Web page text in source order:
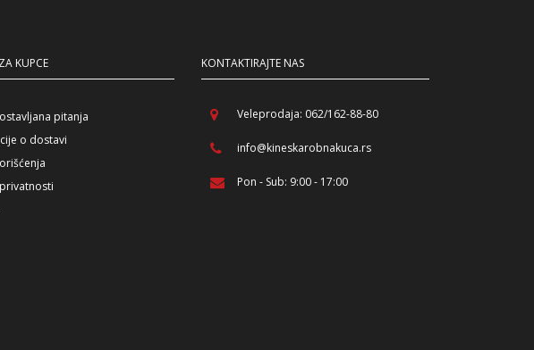
KUPCE
pitanja
o dostavi
KONTAKTIRAJTE NAS
Veleprodaja: 062/162-88-80
info@kineskarobnakuca.rs
Pon - Sub: 9:00 - 17:00